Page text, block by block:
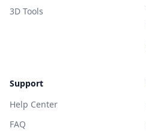
3D Tools
Support
Help Center
FAQ